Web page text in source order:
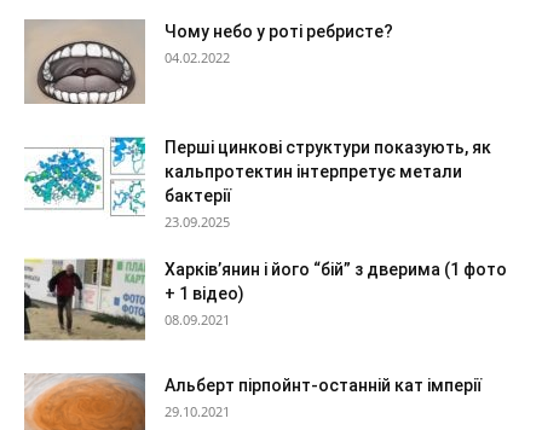
Чому небо у роті ребристе?
04.02.2022
Перші цинкові структури показують, як
кальпротектин інтерпретує метали
бактерії
23.09.2025
Харків’янин і його “бій” з дверима (1 фото
+ 1 відео)
08.09.2021
Альберт пірпойнт-останній кат імперії
29.10.2021